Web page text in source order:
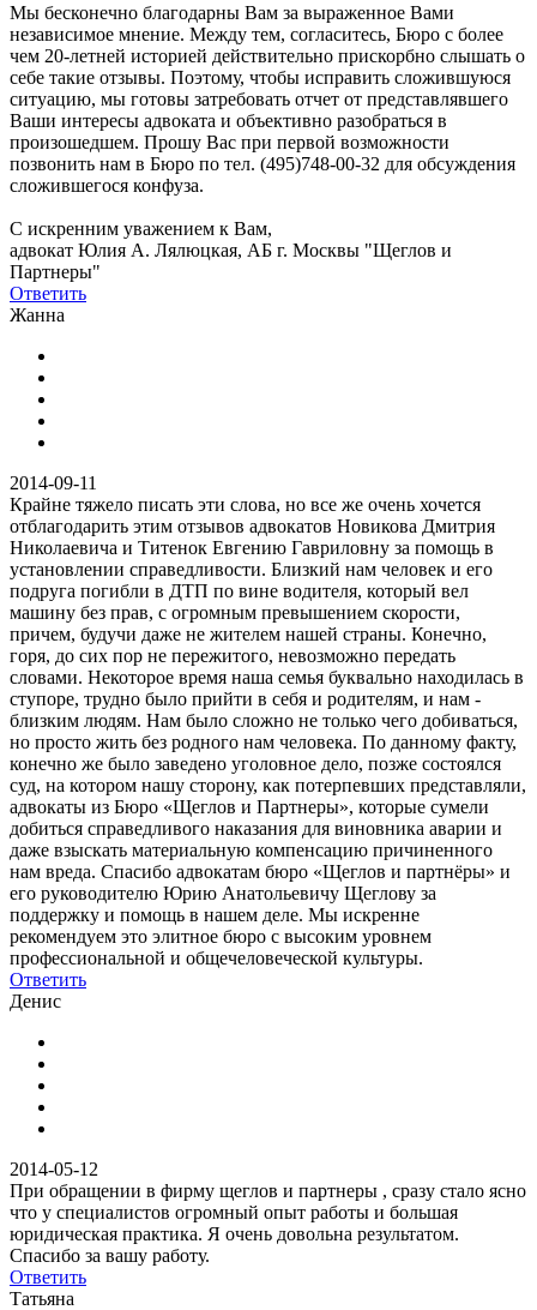
Мы бесконечно благодарны Вам за выраженное Вами
независимое мнение. Между тем, согласитесь, Бюро с более
чем 20-летней историей действительно прискорбно слышать о
себе такие отзывы. Поэтому, чтобы исправить сложившуюся
ситуацию, мы готовы затребовать отчет от представлявшего
Ваши интересы адвоката и объективно разобраться в
произошедшем. Прошу Вас при первой возможности
позвонить нам в Бюро по тел. (495)748-00-32 для обсуждения
сложившегося конфуза.
С искренним уважением к Вам,
адвокат Юлия А. Лялюцкая, АБ г. Москвы "Щеглов и
Партнеры"
Ответить
Жанна
2014-09-11
Крайне тяжело писать эти слова, но все же очень хочется
отблагодарить этим отзывов адвокатов Новикова Дмитрия
Николаевича и Титенок Евгению Гавриловну за помощь в
установлении справедливости. Близкий нам человек и его
подруга погибли в ДТП по вине водителя, который вел
машину без прав, с огромным превышением скорости,
причем, будучи даже не жителем нашей страны. Конечно,
горя, до сих пор не пережитого, невозможно передать
словами. Некоторое время наша семья буквально находилась в
ступоре, трудно было прийти в себя и родителям, и нам -
близким людям. Нам было сложно не только чего добиваться,
но просто жить без родного нам человека. По данному факту,
конечно же было заведено уголовное дело, позже состоялся
суд, на котором нашу сторону, как потерпевших представляли,
адвокаты из Бюро «Щеглов и Партнеры», которые сумели
добиться справедливого наказания для виновника аварии и
даже взыскать материальную компенсацию причиненного
нам вреда. Спасибо адвокатам бюро «Щеглов и партнёры» и
его руководителю Юрию Анатольевичу Щеглову за
поддержку и помощь в нашем деле. Мы искренне
рекомендуем это элитное бюро с высоким уровнем
профессиональной и общечеловеческой культуры.
Ответить
Денис
2014-05-12
При обращении в фирму щеглов и партнеры , сразу стало ясно
что у специалистов огромный опыт работы и большая
юридическая практика. Я очень довольна результатом.
Спасибо за вашу работу.
Ответить
Татьяна